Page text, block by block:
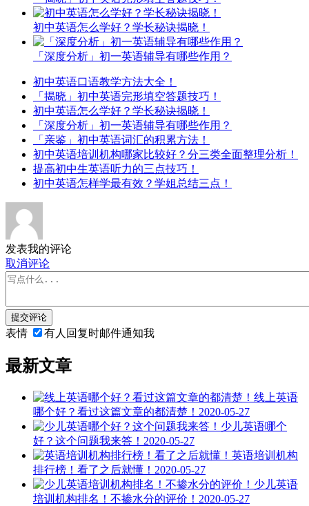
初中英语怎么学好？学长秘诀揭晓！
「深度分析」初一英语辅导有哪些作用？
初中英语口语教学方法大全！
「揭晓」初中英语完形填空答题技巧！
初中英语怎么学好？学长秘诀揭晓！
「深度分析」初一英语辅导有哪些作用？
「亲鉴」初中英语词汇的积累方法！
初中英语培训机构哪家比较好？分三类全面整理分析！
提高初中生英语听力的三点技巧！
初中英语怎样学最有效？学姐总结三点！
发表我的评论
取消评论
提交评论
表情 有人回复时邮件通知我
最新文章
线上英语
哪个好？看过这篇文章的都清楚！ 2020-05-27
少儿英语哪个
好？这个问题我来答！ 2020-05-27
英语培训机构
排行榜！看了之后就懂！ 2020-05-27
少儿英语
培训机构排名！不掺水分的评价！ 2020-05-27